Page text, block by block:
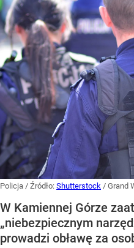
Policja / Źródło: Shutterstock / Grand
W Kamiennej Górze
„niebezpiecznym
prowadzi obławę za